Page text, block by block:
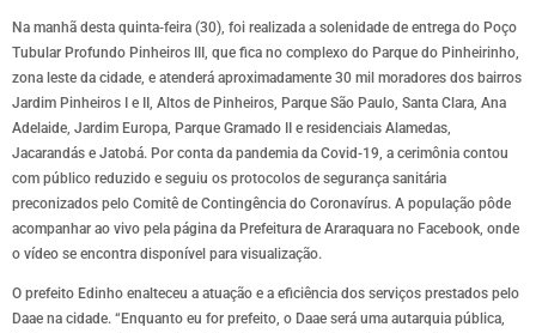
Na manhã desta quinta-feira (30), foi realizada a solenidade de entrega do Poço
Tubular Profundo Pinheiros III, que fica no complexo do Parque do Pinheirinho,
zona leste da cidade, e atenderá aproximadamente 30 mil moradores dos bairros
Jardim Pinheiros I e II, Altos de Pinheiros, Parque São Paulo, Santa Clara, Ana
Adelaide, Jardim Europa, Parque Gramado II e residenciais Alamedas,
Jacarandás e Jatobá. Por conta da pandemia da Covid-19, a cerimônia contou
com público reduzido e seguiu os protocolos de segurança sanitária
preconizados pelo Comitê de Contingência do Coronavírus. A população pôde
acompanhar ao vivo pela página da Prefeitura de Araraquara no Facebook, onde
o vídeo se encontra disponível para visualização.
O prefeito Edinho enalteceu a atuação e a eficiência dos serviços prestados pelo
Daae na cidade. “Enquanto eu for prefeito, o Daae será uma autarquia pública,